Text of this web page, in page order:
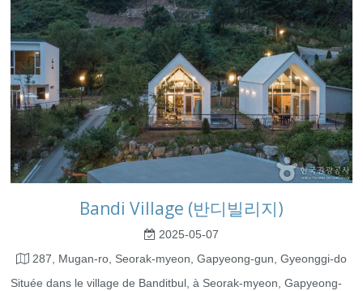
Bandi Village (반디빌리지)
2025-05-07
287, Mugan-ro, Seorak-myeon, Gapyeong-gun, Gyeonggi-do
Située dans le village de Banditbul, à Seorak-myeon, Gapyeong-